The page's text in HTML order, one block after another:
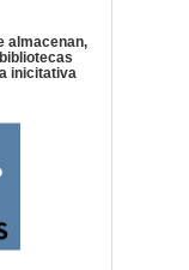
almacenan,
inicitativa